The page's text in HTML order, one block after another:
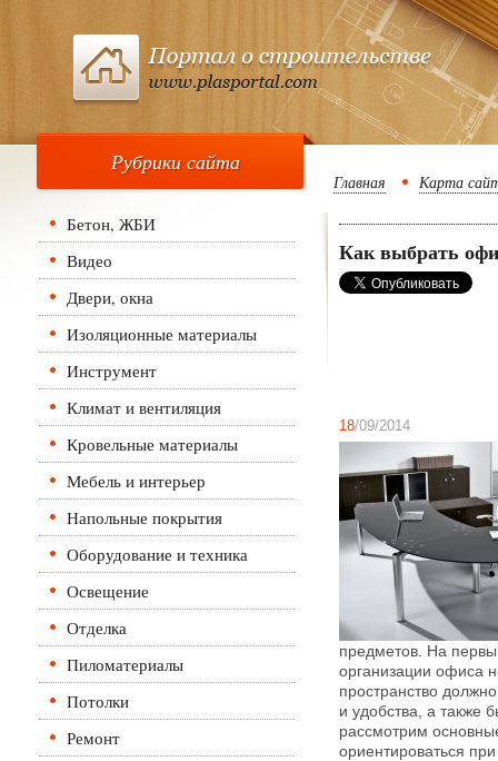
Рубрики сайта
Бетон, ЖБИ
Видео
Двери, окна
Изоляционные материалы
Инструмент
Климат и вентиляция
Кровельные материалы
Мебель и интерьер
Напольные покрытия
Оборудование и техника
Освещение
Отделка
Пиломатериалы
Потолки
Ремонт
Главная Карта
Как выбрать
18/09/2014
предметов. На
организации офиса
пространство
и удобства, а также
рассмотрим
ориентироваться